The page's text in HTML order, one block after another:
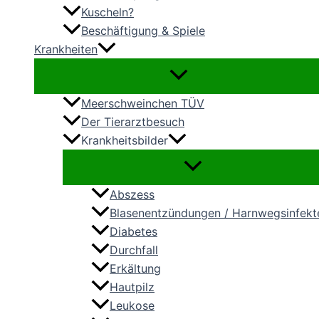
Kuscheln?
Beschäftigung & Spiele
Krankheiten
Meerschweinchen TÜV
Der Tierarztbesuch
Krankheitsbilder
Abszess
Blasenentzündungen /
Diabetes
Durchfall
Erkältung
Hautpilz
Leukose